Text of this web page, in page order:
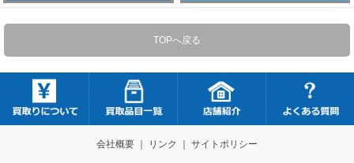
TOPへ戻る
会社概要｜ リンク サイトポリシー